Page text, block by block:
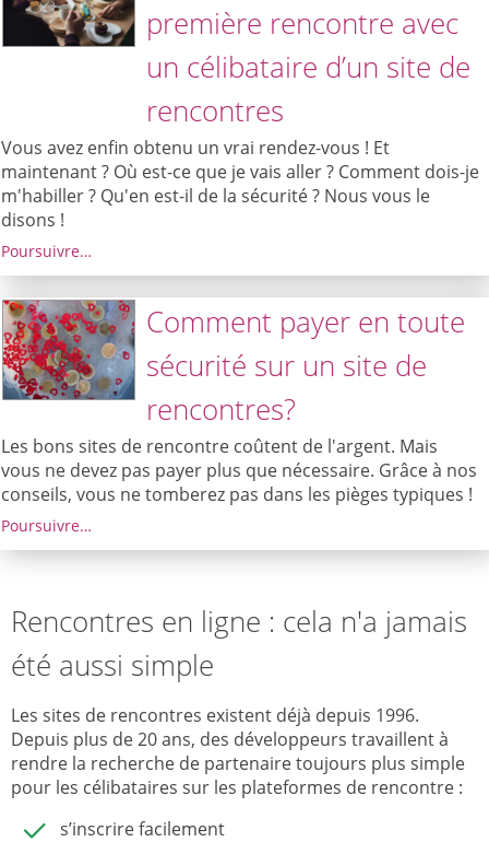
première rencontre avec
un célibataire d’un site de
rencontres
Vous avez enfin obtenu un vrai rendez-vous ! Et
maintenant ? Où est-ce que je vais aller ? Comment dois-je
m'habiller ? Qu'en est-il de la sécurité ? Nous vous le
disons !
Poursuivre…
Comment payer en toute
sécurité sur un site de
rencontres?
Les bons sites de rencontre coûtent de l'argent. Mais
vous ne devez pas payer plus que nécessaire. Grâce à nos
conseils, vous ne tomberez pas dans les pièges typiques !
Poursuivre…
Rencontres en ligne : cela n'a jamais
été aussi simple
Les sites de rencontres existent déjà depuis 1996.
Depuis plus de 20 ans, des développeurs travaillent à
rendre la recherche de partenaire toujours plus simple
pour les célibataires sur les plateformes de rencontre :
s’inscrire facilement